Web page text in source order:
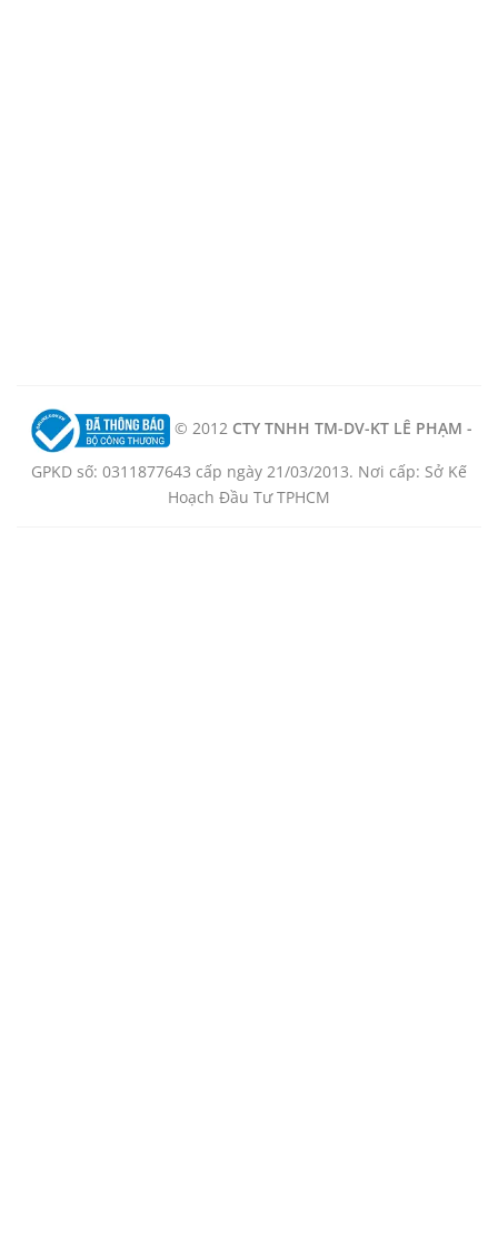
© 2012 CTY TNHH TM-DV-KT LÊ PHẠM -
GPKD số: 0311877643 cấp ngày 21/03/2013. Nơi cấp: Sở Kế
Hoạch Đầu Tư TPHCM